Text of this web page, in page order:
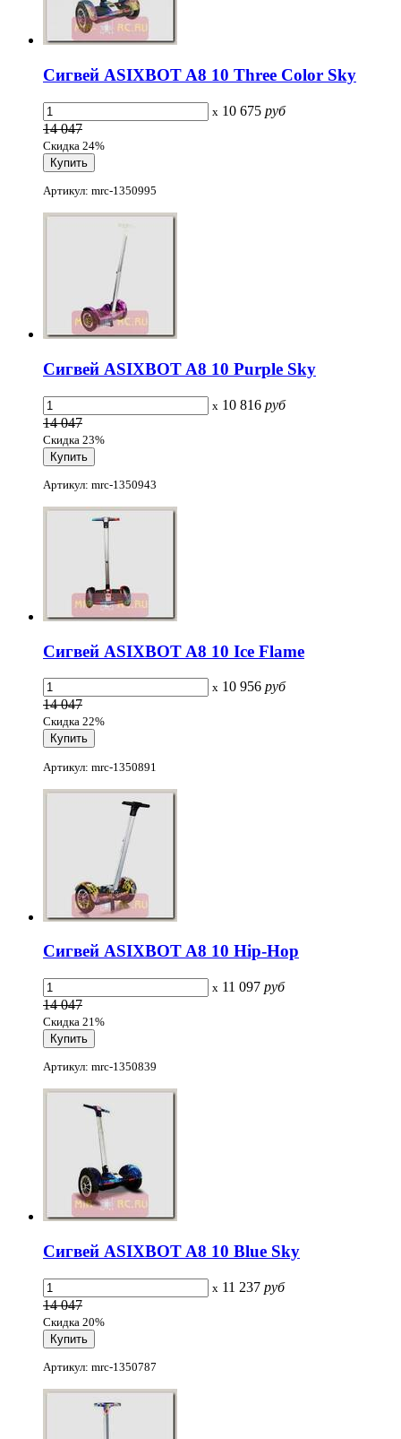
Сигвей ASIXBOT A8 10 Three Color Sky
x 10 675 руб
14 047
Скидка 24%
Артикул: mrc-1350995
Сигвей ASIXBOT A8 10 Purple Sky
x 10 816 руб
14 047
Скидка 23%
Артикул: mrc-1350943
Сигвей ASIXBOT A8 10 Ice Flame
x 10 956 руб
14 047
Скидка 22%
Артикул: mrc-1350891
Сигвей ASIXBOT A8 10 Hip-Hop
x 11 097 руб
14 047
Скидка 21%
Артикул: mrc-1350839
Сигвей ASIXBOT A8 10 Blue Sky
x 11 237 руб
14 047
Скидка 20%
Артикул: mrc-1350787